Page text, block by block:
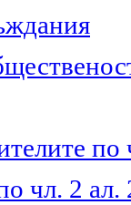
по
чл. 2 ал.